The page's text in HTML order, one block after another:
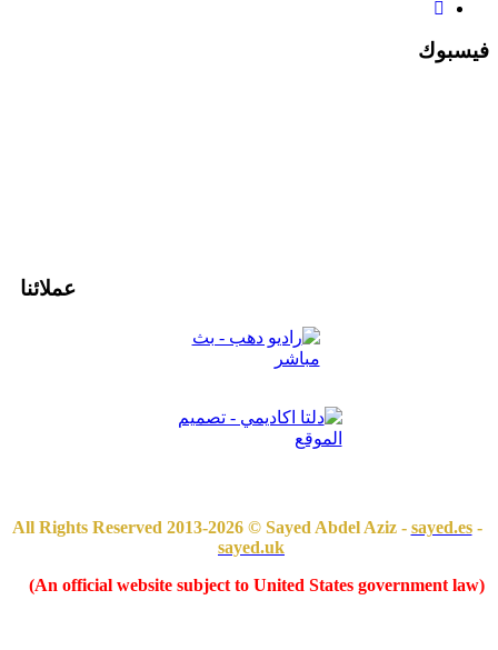
فيسبوك
عملائنا
All Rights Reserved 2013-2026 © Sayed Abdel Aziz -
sayed.es-
sayed.uk
(An official website subject to United States government law)